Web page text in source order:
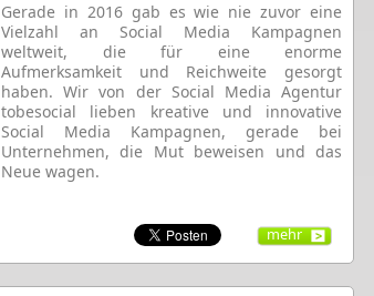
Gerade in 2016 gab es wie nie zuvor eine
Vielzahl an Social Media Kampagnen
weltweit, die für eine enorme
Aufmerksamkeit und Reichweite gesorgt
haben. Wir von der Social Media Agentur
tobesocial lieben kreative und innovative
Social Media Kampagnen, gerade bei
Unternehmen, die Mut beweisen und das
Neue wagen.
mehr